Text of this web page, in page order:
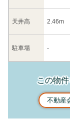
天井高 2.46m
駐車場 -
この物
不動産